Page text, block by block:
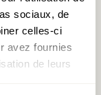
sociaux, de
celles-ci
avez fournies
de leurs